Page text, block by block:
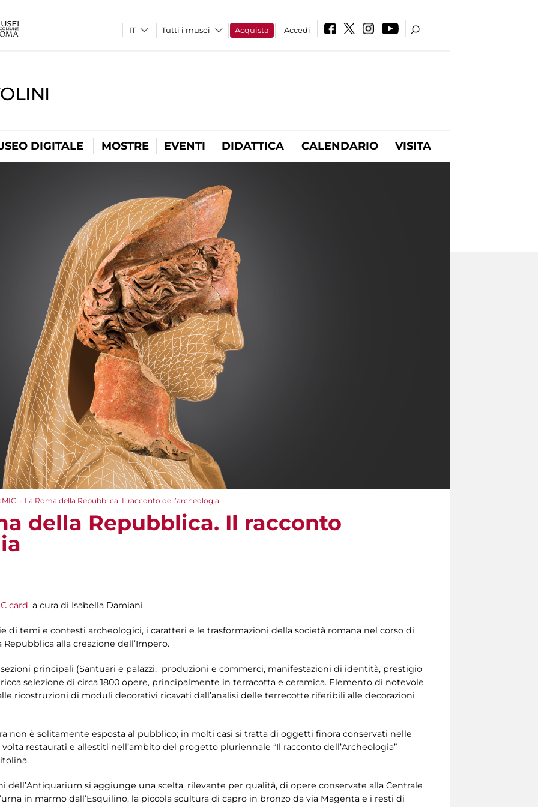
Tutti i musei Acquista Accedi
DIGITALE MOSTRE EVENTI DIDATTICA CALENDARIO VISITA
- La Roma della Repubblica. Il racconto dell’archeologia
della Repubblica. Il racconto
card, a cura di Isabella Damiani.
di temi e contesti archeologici, i caratteri e le trasformazioni della società romana nel corso di
alla creazione dell’Impero.
principali (Santuari e palazzi, produzioni e commerci, manifestazioni di identità, prestigio
selezione di circa 1800 opere, principalmente in terracotta e ceramica. Elemento di notevole
ricostruzioni di moduli decorativi ricavati dall’analisi delle terrecotte riferibili alle decorazioni
non è solitamente esposta al pubblico; in molti casi si tratta di oggetti finora conservati nelle
restaurati e allestiti nell’ambito del progetto pluriennale “Il racconto dell’Archeologia”
dell’Antiquarium si aggiunge una scelta, rilevante per qualità, di opere conservate alla Centrale
in marmo dall’Esquilino, la piccola scultura di capro in bronzo da via Magenta e i resti di